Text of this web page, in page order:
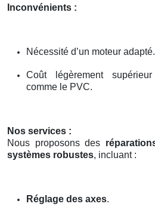
Inconvénients :
Nécessité d’un moteur adapté.
Coût légèrement
comme le PVC.
Nos services :
Nous proposons des
systèmes robustes, incluant :
Réglage des axes.